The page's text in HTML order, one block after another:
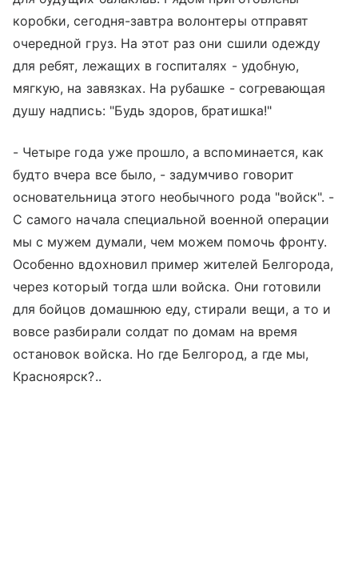
коробки, сегодня-завтра волонтеры отправят
очередной груз. На этот раз они сшили одежду
для ребят, лежащих в госпиталях - удобную,
мягкую, на завязках. На рубашке - согревающая
душу надпись: "Будь здоров, братишка!"
- Четыре года уже прошло, а вспоминается, как
будто вчера все было, - задумчиво говорит
основательница этого необычного рода "войск". -
С самого начала специальной военной операции
мы с мужем думали, чем можем помочь фронту.
Особенно вдохновил пример жителей Белгорода,
через который тогда шли войска. Они готовили
для бойцов домашнюю еду, стирали вещи, а то и
вовсе разбирали солдат по домам на время
остановок войска. Но где Белгород, а где мы,
Красноярск?..